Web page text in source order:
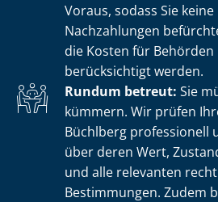
Voraus, sodass Sie
Nachzahlungen
die Kosten für
berücksichtigt werden.
Rundum betreut: Sie
kümmern. Wir prüfen
Büchlberg professionell
über deren Wert,
und alle relevanten
Bestimmungen. Zudem